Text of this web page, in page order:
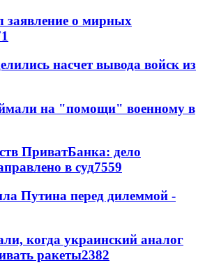
заявление о мирных
насчет вывода войск из
на "помощи" военному в
ПриватБанка: дело
в суд7559
Путина перед дилеммой -
когда украинский аналог
ракеты2382